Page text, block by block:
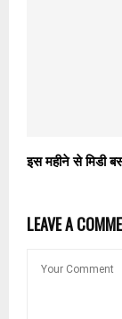
इस महीने से मिडी
LEAVE A